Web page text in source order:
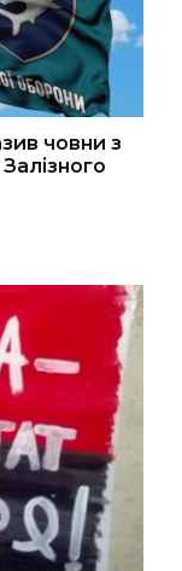
човни з